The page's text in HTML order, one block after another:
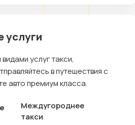
услуги
услуг такси,
в путешествия с
авто премиум класса.
Междугороднее
такси